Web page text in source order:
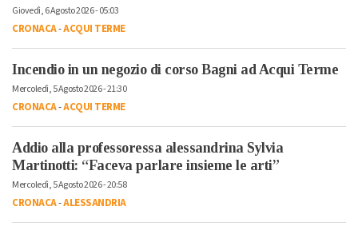
Giovedì, 6 Agosto 2026 - 05:03
CRONACA-ACQUI TERME
Incendio in un negozio di corso Bagni ad Acqui Terme
Mercoledì, 5 Agosto 2026 - 21:30
CRONACA-ACQUI TERME
Addio alla professoressa alessandrina Sylvia
Martinotti: “Faceva parlare insieme le arti”
Mercoledì, 5 Agosto 2026 - 20:58
CRONACA-ALESSANDRIA